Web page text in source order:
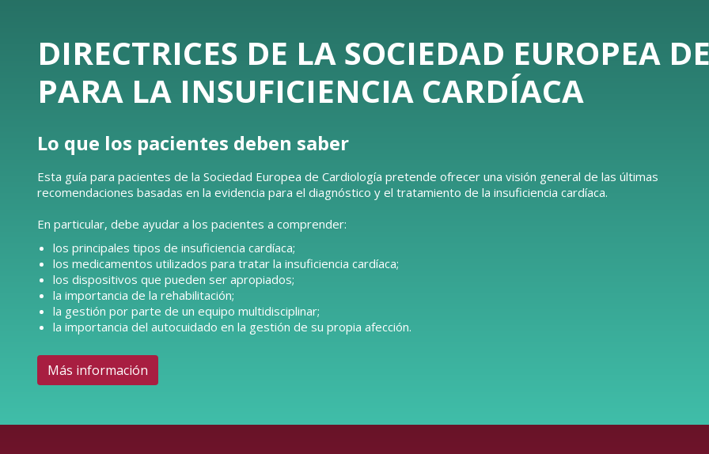
DIRECTRICES DE LA SOCIEDAD EUROPEA
PARA LA INSUFICIENCIA CARDÍACA
Lo que los pacientes deben saber
Esta guía para pacientes de la Sociedad Europea de Cardiología pretende ofrecer una visión general de las últimas
recomendaciones basadas en la evidencia para el diagnóstico y el tratamiento de la insuficiencia cardíaca.
En particular, debe ayudar a los pacientes a comprender:
los principales tipos de insuficiencia cardíaca;
los medicamentos utilizados para tratar la insuficiencia cardíaca;
los dispositivos que pueden ser apropiados;
la importancia de la rehabilitación;
la gestión por parte de un equipo multidisciplinar;
la importancia del autocuidado en la gestión de su propia afección.
Más información